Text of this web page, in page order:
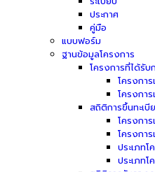
ประกาศ
คู่มือ
แบบฟอร์ม
ฐานข้อมูลโครงการ
โครงการที่ได้รับ
โครงกา
โครงกา
สถิติการขึ้นทะเบี
โครงกา
โครงกา
ประเภท
ประเภท